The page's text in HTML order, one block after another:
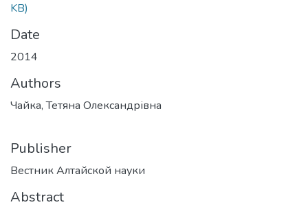
KB)
Date
2014
Authors
Чайка, Тетяна Олександрівна
Publisher
Вестник Алтайской науки
Abstract